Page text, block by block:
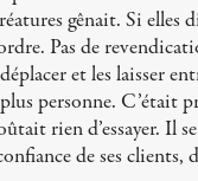
gênait. Si elles
Pas de
et les laisser
personne. C’était
rien d’essayer. Il
de ses clients,